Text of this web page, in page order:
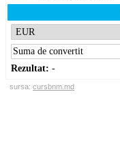
Rezultat: -
sursa: cursbnm.md